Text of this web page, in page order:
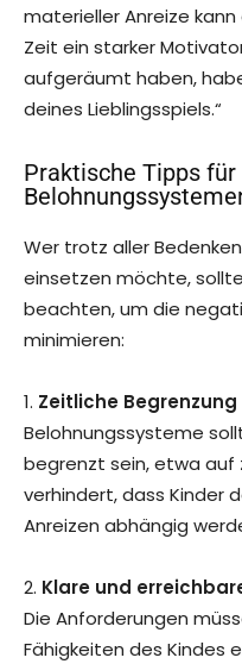
materieller Anreize
Zeit ein starker
aufgeräumt haben,
deines Lieblingsspiels.“
Praktische Tipps für
Wer trotz aller
einsetzen möchte,
beachten, um die
minimieren:
1. Zeitliche
Belohnungssysteme
begrenzt sein, etwa auf
verhindert, dass Kinder
Anreizen abhängig
2. Klare und
Die Anforderungen
Fähigkeiten des Kindes